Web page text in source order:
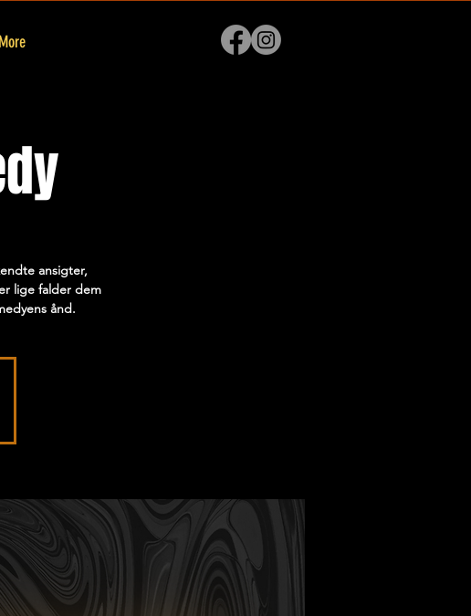
More
ansigter,
lige falder dem
ånd.